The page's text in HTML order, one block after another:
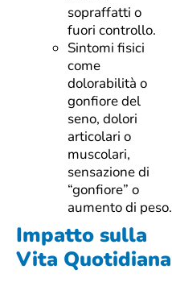
sopraffatti o
fuori controllo.
Sintomi fisici
come
dolorabilità o
gonfiore del
seno, dolori
articolari o
muscolari,
sensazione di
“gonfiore” o
aumento di peso.
Impatto sulla
Vita Quotidiana